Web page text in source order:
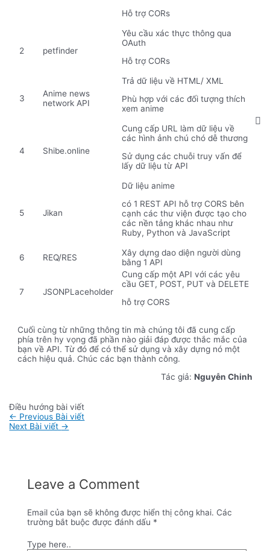
Hỗ trợ CORs
2 petfinder
Yêu cầu xác thực thông qua
OAuth
Hỗ trợ CORs
3
Anime news
network API
Trả dữ liệu về HTML/ XML
Phù hợp với các đối tượng thích
xem anime
4 Shibe.online
Cung cấp URL làm dữ liệu về
các hình ảnh chú chó dễ thương
Sử dụng các chuỗi truy vấn để
lấy dữ liệu từ API
5 Jikan
Dữ liệu anime
có 1 REST API hỗ trợ CORS bên
cạnh các thư viện được tạo cho
các nền tảng khác nhau như
Ruby, Python và JavaScript
6 REQ/RES
Xây dựng dao diện người dùng
bằng 1 API
7 JSONPLaceholder
Cung cấp một API với các yêu
cầu GET, POST, PUT và DELETE
hỗ trợ CORS
Cuối cùng từ những thông tin mà chúng tôi đã cung cấp
phía trên hy vọng đã phần nào giải đáp được thắc mắc của
bạn về API. Từ đó để có thể sử dụng và xây dựng nó một
cách hiệu quả. Chúc các bạn thành công.
Tác giả: Nguyễn Chinh
Điều hướng bài viết
← Previous Bài viết
Next Bài viết →
Leave a Comment
Email của bạn sẽ không được hiển thị công khai. Các
trường bắt buộc được đánh dấu *
Type here..